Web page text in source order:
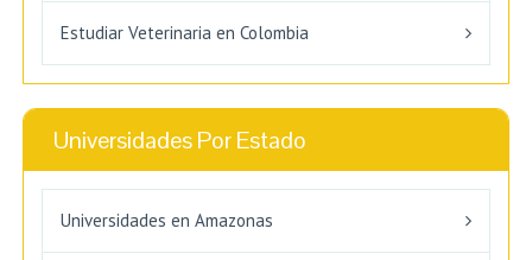
Estudiar Veterinaria en Colombia
Universidades Por Estado
Universidades en Amazonas